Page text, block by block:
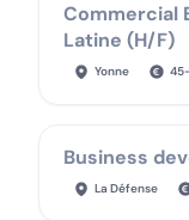
Commercial
Latine (H/F)
Yonne 45-
Business
La Défense